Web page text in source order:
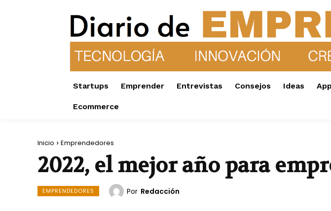
Startups Emprender Entrevistas Consejos Ideas
Ecommerce
Inicio Emprendedores
2022, el mejor año para
EMPRENDEDORES Por Redacción